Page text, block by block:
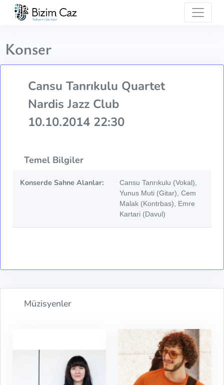
Konser
Cansu Tanrıkulu Quartet
Nardis Jazz Club
10.10.2014 22:30
Temel Bilgiler
Konserde Sahne Alanlar:
Cansu Tanrıkulu (Vokal),
Yunus Muti (Gitar), Cem
Malak (Kontrbas), Emre
Kartari (Davul)
Müzisyenler